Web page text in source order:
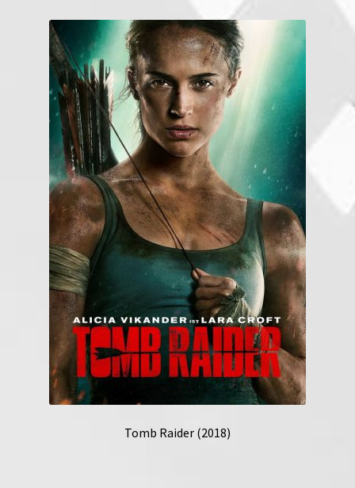
Tomb Raider (2018)